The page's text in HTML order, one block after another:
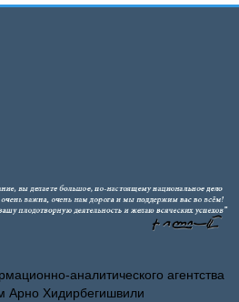
аналитического агентства
Арно Хидирбегишвили